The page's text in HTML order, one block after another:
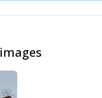
nourriture tchèques, les